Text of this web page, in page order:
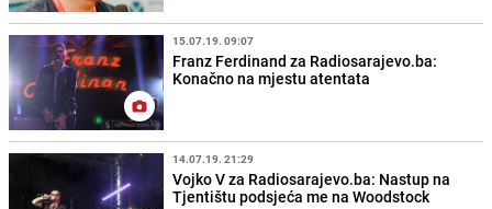
15.07.19. 09:07
Franz Ferdinand za Radiosarajevo.ba:
Konačno na mjestu atentata
14.07.19. 21:29
Vojko V za Radiosarajevo.ba: Nastup na
Tjentištu podsjeća me na Woodstock